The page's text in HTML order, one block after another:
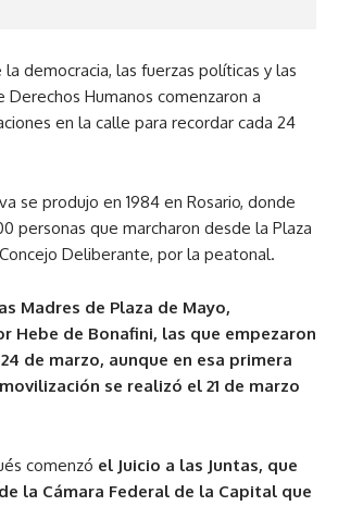
democracia, las fuerzas políticas y las
Derechos Humanos comenzaron a
en la calle para recordar cada 24
se produjo en 1984 en Rosario, donde
personas que marcharon desde la Plaza
Deliberante, por la peatonal.
Madres de Plaza de Mayo,
Hebe de Bonafini, las que empezaron
de marzo, aunque en esa primera
se realizó el 21 de marzo
comenzó el Juicio a las Juntas, que
la Cámara Federal de la Capital que